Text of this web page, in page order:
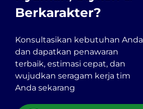
Berkarakter?
Konsultasikan kebutuhan Anda
dan dapatkan penawaran
terbaik, estimasi cepat, dan
wujudkan seragam kerja tim
Anda sekarang